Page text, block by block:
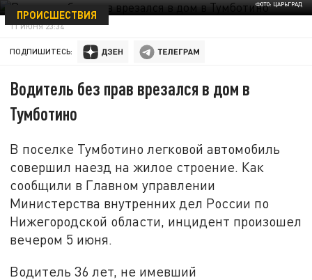
ФОТО: ЦАРЬГРАД
ПРОИСШЕСТВИЯ
11 ИЮНЯ 23:34
ПОДПИШИТЕСЬ:
Водитель без прав врезался в дом в
Тумботино
В поселке Тумботино легковой автомобиль
совершил наезд на жилое строение. Как
сообщили в Главном управлении
Министерства внутренних дел России по
Нижегородской области, инцидент произошел
вечером 5 июня.
Водитель 36 лет, не имевший